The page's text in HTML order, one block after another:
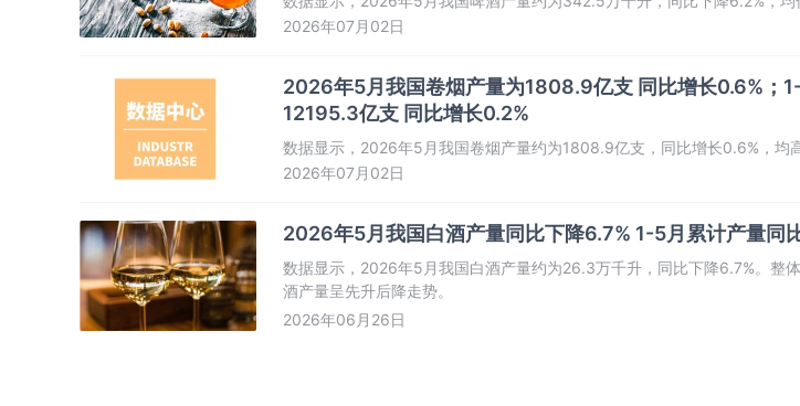
2026年07月02日
2026年5月我国卷烟产量为1808.9亿支 同比增长0.6%；
12195.3亿支 同比增长0.2%
数据显示，2026年5月我国卷烟产量约为1808.9亿支，同比增长0.6%，均
2026年07月02日
2026年5月我国白酒产量同比下降6.7% 1-5月累计产量同
数据显示，2026年5月我国白酒产量约为26.3万千升，同比下降6.7%。整
酒产量呈先升后降走势。
2026年06月26日